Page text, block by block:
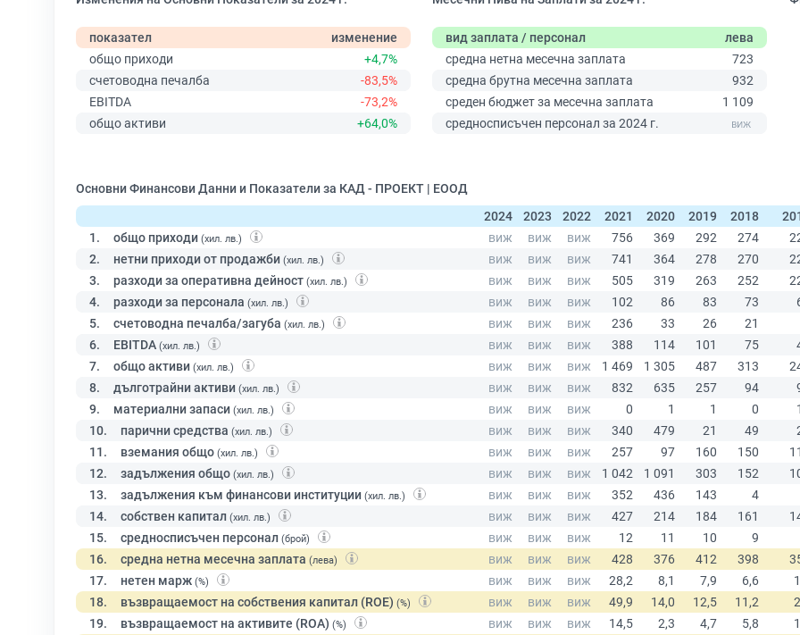
показател
изменение
общо приходи
+4,7%
счетоводна печалба
-83,5%
EBITDA
-73,2%
общо активи
+64,0%
вид заплата / персонал
лева
средна нетна месечна заплата
723
средна брутна месечна заплата
932
среден бюджет за месечна заплата
1 109
средносписъчен персонал за 2024 г.
Основни Финансови Данни и Показатели за КАД - ПРОЕКТ | ЕООД
2024
2023 2022 2021 2020 2019 2018
1.
общо приходи (хил. лв.)
2. нетни приходи от продажби (хил. лв.)
3. разходи за оперативна дейност (хил. лв.)
4. разходи за персонала (хил. лв.)
5. счетоводна печалба/загуба (хил. лв.)
6. EBITDA (хил. лв.)
7. общо активи (хил. лв.)
8. дълготрайни активи (хил. лв.)
9. материални запаси (хил. лв.)
10. парични средства (хил. лв.)
11. вземания общо (хил. лв.)
12. задължения общо (хил. лв.)
13. задължения към финансови институции (хил. лв.)
14. собствен капитал (хил. лв.)
15. средносписъчен персонал (брой)
16. средна нетна месечна заплата (лева)
17. нетен марж (%)
18. възвращаемост на собствения капитал (ROE) (%)
19. възвращаемост на активите (ROA) (%)